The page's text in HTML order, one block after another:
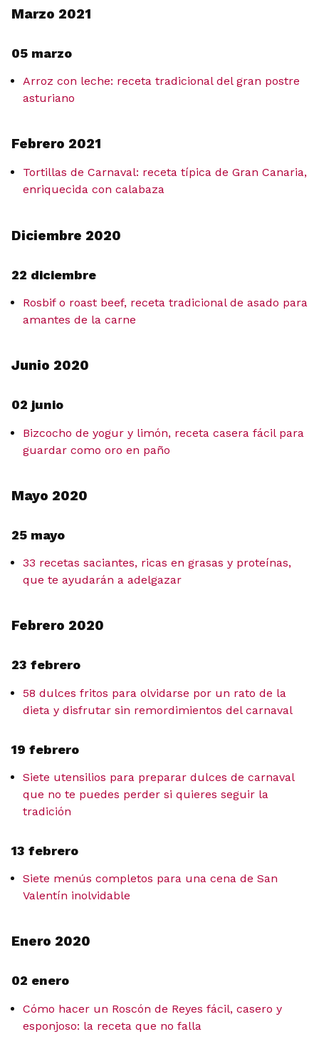
Marzo 2021
05 marzo
Arroz con leche: receta tradicional del gran postre
asturiano
Febrero 2021
Tortillas de Carnaval: receta típica de Gran Canaria,
enriquecida con calabaza
Diciembre 2020
22 diciembre
Rosbif o roast beef, receta tradicional de asado para
amantes de la carne
Junio 2020
02 junio
Bizcocho de yogur y limón, receta casera fácil para
guardar como oro en paño
Mayo 2020
25 mayo
33 recetas saciantes, ricas en grasas y proteínas,
que te ayudarán a adelgazar
Febrero 2020
23 febrero
58 dulces fritos para olvidarse por un rato de la
dieta y disfrutar sin remordimientos del carnaval
19 febrero
Siete utensilios para preparar dulces de carnaval
que no te puedes perder si quieres seguir la
tradición
13 febrero
Siete menús completos para una cena de San
Valentín inolvidable
Enero 2020
02 enero
Cómo hacer un Roscón de Reyes fácil, casero y
esponjoso: la receta que no falla